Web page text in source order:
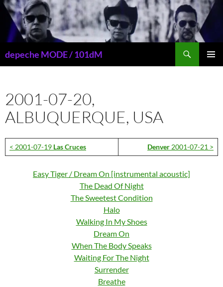
Przejdź
treści
depeche MODE / 101dM
2001-07-20,
ALBUQUERQUE, USA
< 2001-07-19 Las Cruces Denver 2001-07-21 >
Easy Tiger / Dream On [instrumental acoustic]
The Dead Of Night
The Sweetest Condition
Halo
Walking In My Shoes
Dream On
When The Body Speaks
Waiting For The Night
Surrender
Breathe